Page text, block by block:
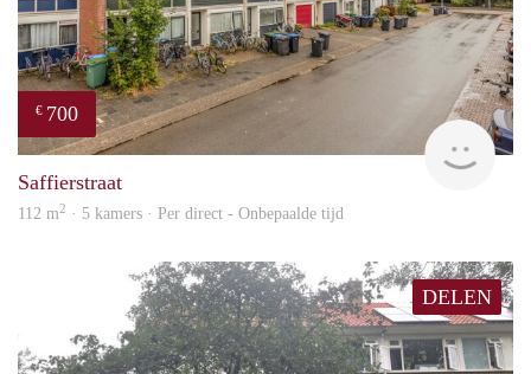
€ 700
Vast
Saffierstraat
112 m2 · 5 kamers · Per direct - Onbepaalde tijd
DELEN